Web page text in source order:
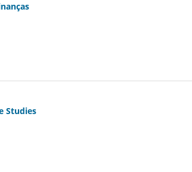
Studies